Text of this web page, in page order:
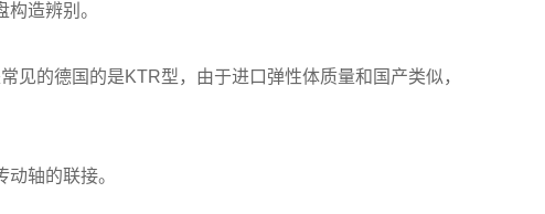
造辨别。
见的德国的是KTR型，由于进口弹性体质量和国产类似，
轴的联接。